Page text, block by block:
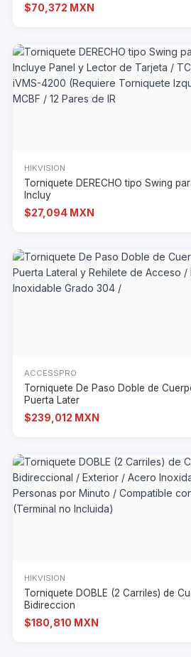
$70,372 MXN
HIKVISION
Torniquete DERECHO tipo Swing
Incluy
$27,094 MXN
ACCESSPRO
Torniquete De Paso Doble de
Puerta Later
$239,012 MXN
HIKVISION
Torniquete DOBLE (2 Carriles) de
Bidireccion
$180,810 MXN